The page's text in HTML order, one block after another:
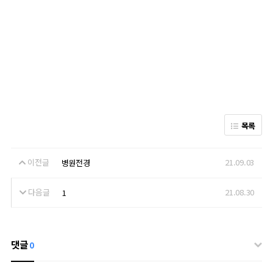
목록
이전글 병원전경 21.09.03
다음글 1 21.08.30
댓글0